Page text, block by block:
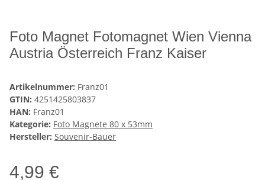
Foto Magnet Fotomagnet Wien Vienna
Austria Österreich Franz Kaiser
Artikelnummer: Franz01
GTIN: 4251425803837
HAN: Franz01
Kategorie: Foto Magnete 80 x 53mm
Hersteller: Souvenir-Bauer
4,99 €